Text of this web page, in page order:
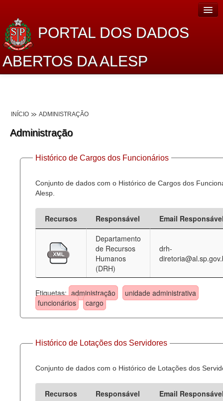
PORTAL DOS DADOS
ABERTOS DA ALESP
Dados Abertos Alesp
Lei de Acesso à Informação
Dados Governamentais Abertos
Planejamento
Catálogo de dados
Processo Legislativo
Administração
Legislação
Agenda
Perguntas frequentes
Contato
INÍCIO ADMINISTRAÇÃO
Administração
Histórico de Cargos dos Funcionários
Conjunto de dados com o Histórico de Cargos dos
Alesp.
Recursos Responsável
Email
Departamento
de Recursos
Humanos
(DRH)
drh-
Etiquetas: administração
unidade administrativa
funcionários
cargo
Histórico de Lotações dos Servidores
Conjunto de dados com o Histórico de Lotações dos
Recursos Responsável
Email